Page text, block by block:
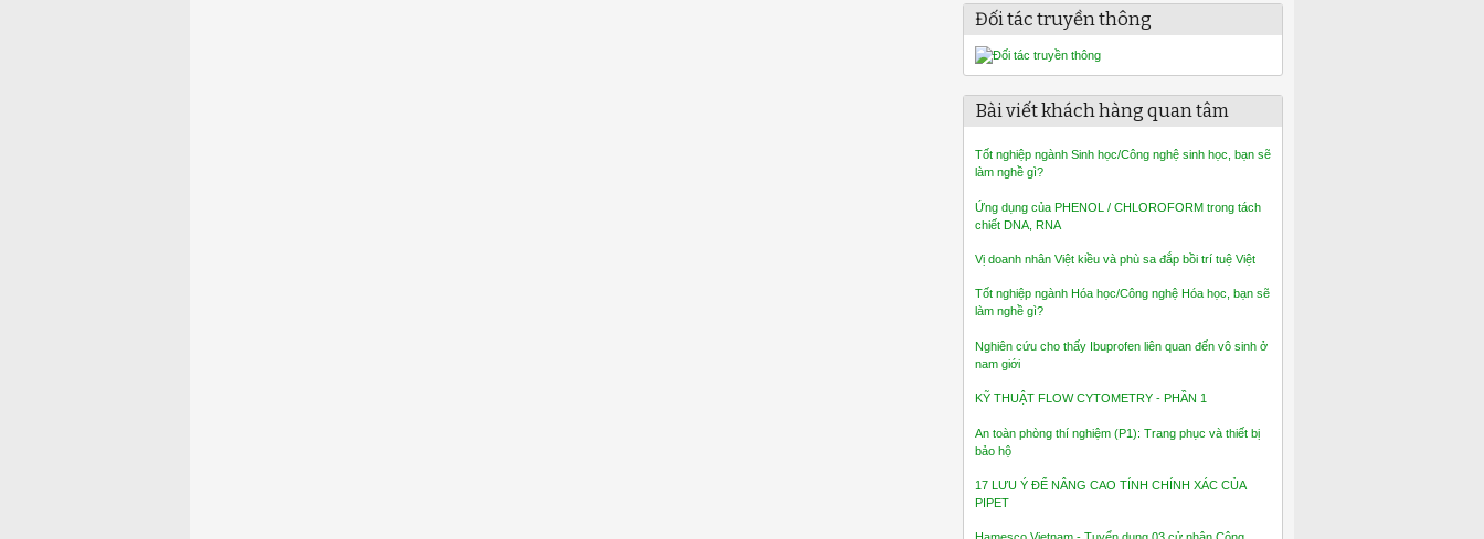
Đối tác truyền thông
Bài viết khách hàng quan tâm
Tốt nghiệp ngành Sinh học/Công nghệ sinh học, bạn sẽ
làm nghề gì?
Ứng dụng của PHENOL / CHLOROFORM trong tách
chiết DNA, RNA
Vị doanh nhân Việt kiều và phù sa đắp bồi trí tuệ Việt
Tốt nghiệp ngành Hóa học/Công nghệ Hóa học, bạn sẽ
làm nghề gì?
Nghiên cứu cho thấy Ibuprofen liên quan đến vô sinh ở
nam giới
KỸ THUẬT FLOW CYTOMETRY - PHẦN 1
An toàn phòng thí nghiệm (P1): Trang phục và thiết bị
bảo hộ
17 LƯU Ý ĐỂ NÂNG CAO TÍNH CHÍNH XÁC CỦA
PIPET